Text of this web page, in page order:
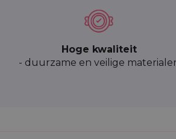
Hoge kwaliteit
- duurzame en veilige